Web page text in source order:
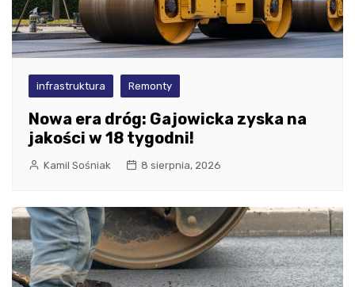
infrastruktura Remonty
Nowa era dróg: Gajowicka zyska na
jakości w 18 tygodni!
Kamil Sośniak 8 sierpnia, 2026